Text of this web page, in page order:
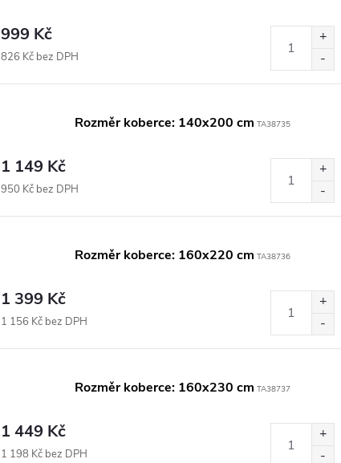
999 Kč
826 Kč bez DPH
Rozměr koberce: 140x200 cm TA38735
1 149 Kč
950 Kč bez DPH
Rozměr koberce: 160x220 cm TA38736
1 399 Kč
1 156 Kč bez DPH
Rozměr koberce: 160x230 cm TA38737
1 449 Kč
1 198 Kč bez DPH